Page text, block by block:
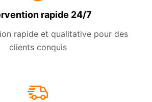
rapide 24/7
rapide et qualitative pour des
clients conquis